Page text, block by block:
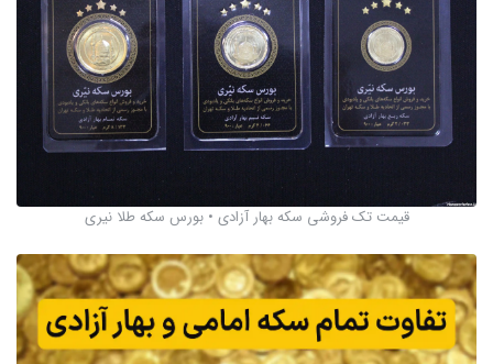
قیمت تک فروشی سکه بهار آزادی • بورس سکه طلا نیری